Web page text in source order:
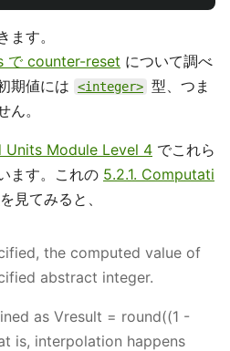
す。
で counter-reset について調べ
期値には
<integer> 型、つま
ん。
Units Module Level 4 でこれら
ます。これの 5.2.1. Computati
を見てみると、
the computed value of
abstract integer.
as Vresult = round((1 -
is, interpolation happens